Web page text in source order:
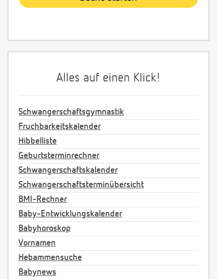
Alles auf einen Klick!
Schwangerschaftsgymnastik
Fruchbarkeitskalender
Hibbelliste
Geburtsterminrechner
Schwangerschaftskalender
Schwangerschaftsterminübersicht
BMI-Rechner
Baby-Entwicklungskalender
Babyhoroskop
Vornamen
Hebammensuche
Babynews